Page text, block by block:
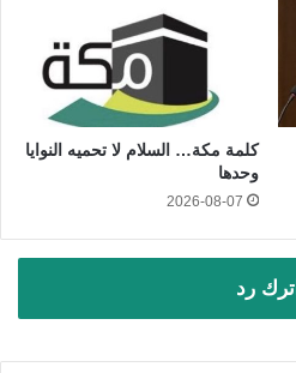
كلمة مكة… السلام لا تحميه النوايا
وحدها
2026-08-07
اترك رد